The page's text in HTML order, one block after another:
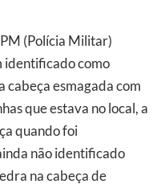
(Polícia Militar)
identificado como
cabeça esmagada com
que estava no local, a
quando foi
não identificado
na cabeça de